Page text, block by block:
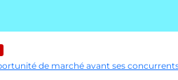
de marché avant ses